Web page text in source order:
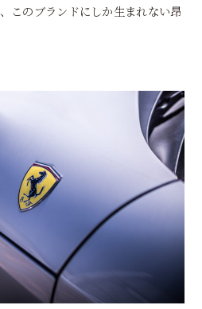
このブランドにしか生まれない昂